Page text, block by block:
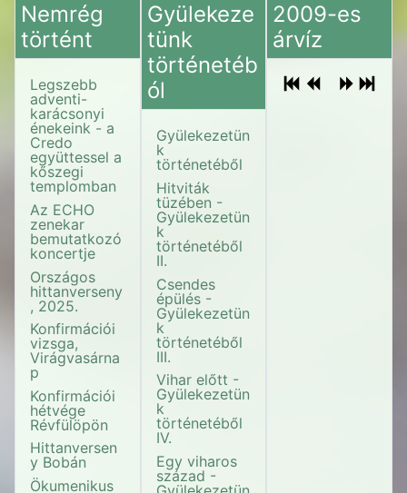
Nemrég
történt
Legszebb
adventi-
karácsonyi
énekeink - a
Credo
együttessel a
kőszegi
templomban
Az ECHO
zenekar
bemutatkozó
koncertje
Országos
hittanverseny
, 2025.
Konfirmációi
vizsga,
Virágvasárna
p
Konfirmációi
hétvége
Révfülöpön
Hittanversen
y Bobán
Ökumenikus
Gyülekeze
tünk
történetéb
ól
Gyülekezetün
k
történetéből
Hitviták
tüzében -
Gyülekezetün
k
történetéből
II.
Csendes
épülés -
Gyülekezetün
k
történetéből
III.
Vihar előtt -
Gyülekezetün
k
történetéből
IV.
Egy viharos
század -
2009-es
árvíz